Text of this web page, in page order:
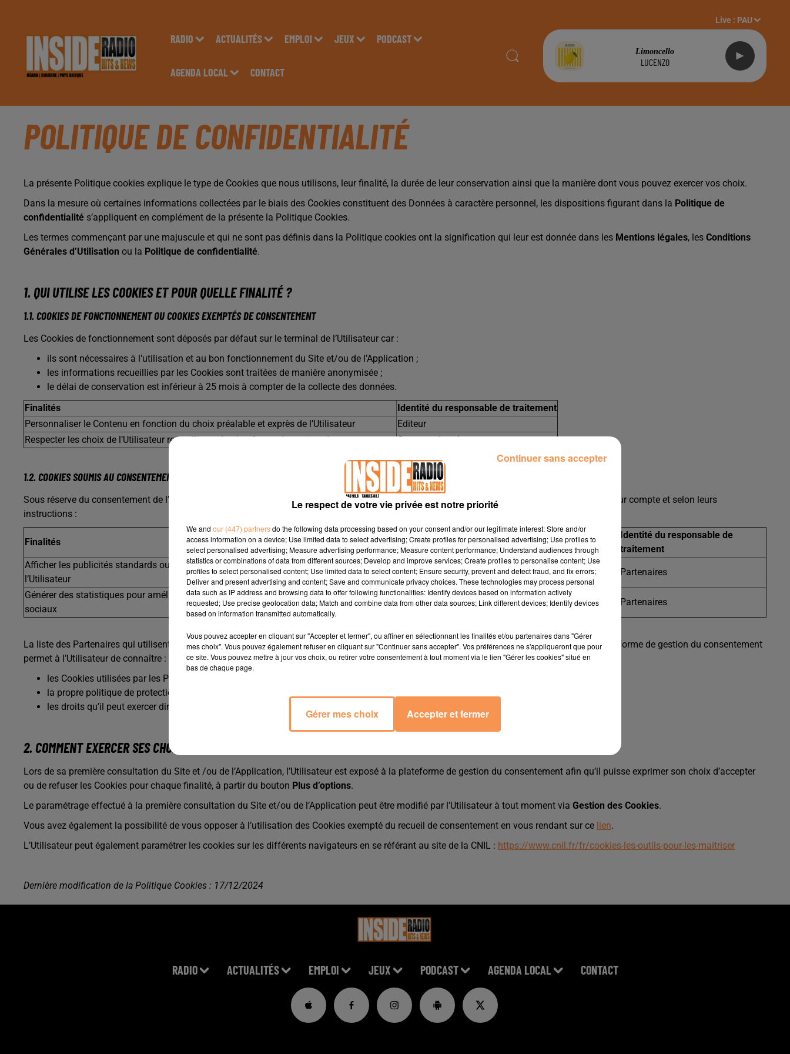
RADIO ACTUALITÉS EMPLOI JEUX PODCAST
AGENDA LOCAL CONTACT
Live : PAU
Limoncello
LUCENZO
POLITIQUE DE CONFIDENTIALITÉ
La présente Politique cookies explique le type de Cookies que nous utilisons, leur finalité, la durée de leur conservation ainsi que la manière dont vous pouvez exercer vos choix.
Dans la mesure où certaines informations collectées par le biais des Cookies constituent des Données à caractère personnel, les dispositions figurant dans la Politique de
confidentialité s’appliquent en complément de la présente la Politique Cookies.
Les termes commençant par une majuscule et qui ne sont pas définis dans la Politique cookies ont la signification qui leur est donnée dans les Mentions légales, les Conditions
Générales d’Utilisation ou la Politique de confidentialité.
1. QUI UTILISE LES COOKIES ET POUR QUELLE FINALITÉ ?
1.1. COOKIES DE FONCTIONNEMENT OU COOKIES EXEMPTÉS DE CONSENTEMENT
Les Cookies de fonctionnement sont déposés par défaut sur le terminal de l’Utilisateur car :
ils sont nécessaires à l’utilisation et au bon fonctionnement du Site et/ou de l’Application ;
les informations recueillies par les Cookies sont traitées de manière anonymisée ;
le délai de conservation est inférieur à 25 mois à compter de la collecte des données.
Finalités
Identité du responsable de traitement
Personnaliser le Contenu en fonction du choix préalable et exprès de l’Utilisateur
Editeur
Respecter les choix de l’Utilisateur recueillis sur la plateforme de gestion du consentementCommanders Act
1.2. COOKIES SOUMIS AU CONSENTEMENT
Sous réserve du consentement de l’Utilisateur, les Cookies suivants peuvent être déposés par l’Éditeur ou par des partenaires qui agissent pour leur compte et selon leurs
instructions :
Finalités
Durée maximale de conservation des
Cookies
Identité du responsable de
traitement
Afficher les publicités standards ou les publicités ciblées en fonction de la navigation et du profil de
l’Utilisateur
13 mois Partenaires
Générer des statistiques pour améliorer des services ou des contenus y compris ceux des réseaux
sociaux
13 mois Partenaires
La liste des Partenaires qui utilisent des Cookies sur le Site et/ou l’Application est disponible viaPlus d’option/ Afficher les partenaires. La plateforme de gestion du consentement
permet à l’Utilisateur de connaître :
les Cookies utilisées par les Partenaires ;
la propre politique de protection des données personnelles ou politique de vie privée des Partenaires ;
les droits qu’il peut exercer directement auprès des Partenaires.
2. COMMENT EXERCER SES CHOIX ?
Lors de sa première consultation du Site et /ou de l’Application, l’Utilisateur est exposé à la plateforme de gestion du consentement afin qu’il puisse exprimer son choix d’accepter
ou de refuser les Cookies pour chaque finalité, à partir du bouton Plus d’options.
Le paramétrage effectué à la première consultation du Site et/ou de l’Application peut être modifié par l’Utilisateur à tout moment via Gestion des Cookies.
Vous avez également la possibilité de vous opposer à l’utilisation des Cookies exempté du recueil de consentement en vous rendant sur ce lien.
L’Utilisateur peut également paramétrer les cookies sur les différents navigateurs en se référant au site de la CNIL : https://www.cnil.fr/fr/cookies-les-outils-pour-les-maitriser
Dernière modification de la Politique Cookies : 17/12/2024
RADIO ACTUALITÉS EMPLOI JEUX PODCAST AGENDA LOCAL CONTACT
Le respect de votre vie privée est notre priorité
We and our (447) partnersdo the following data processing based on your consent and/or our legitimate interest: Store and/or
access information on a device; Use limited data to select advertising; Create profiles for personalised advertising; Use profiles to
select personalised advertising; Measure advertising performance; Measure content performance; Understand audiences through
statistics or combinations of data from different sources; Develop and improve services; Create profiles to personalise content; Use
profiles to select personalised content; Use limited data to select content; Ensure security, prevent and detect fraud, and fix errors;
Deliver and present advertising and content; Save and communicate privacy choices. These technologies may process personal
data such as IP address and browsing data to offer following functionalities: Identify devices based on information actively
requested; Use precise geolocation data; Match and combine data from other data sources; Link different devices; Identify devices
based on information transmitted automatically.
Vous pouvez accepter en cliquant sur "Accepter et fermer", ou affiner en sélectionnant les finalités et/ou partenaires dans "Gérer
mes choix". Vous pouvez également refuser en cliquant sur "Continuer sans accepter". Vos préférences ne s'appliqueront que pour
ce site. Vous pouvez mettre à jour vos choix, ou retirer votre consentement à tout moment via le lien "Gérer les cookies" situé en
bas de chaque page.
Gérer mes choix Accepter et fermer
Continuer sans accepter